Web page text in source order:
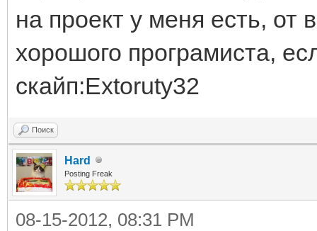
на проект у меня есть, от
хорошого програмиста,
скайп:Extoruty32
Поиск
Hard
Posting Freak
08-15-2012, 08:31 PM